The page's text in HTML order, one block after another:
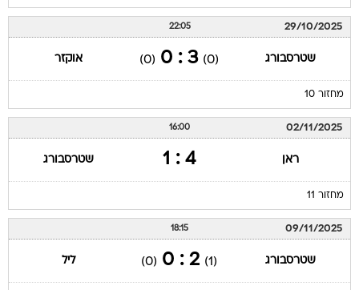
29/10/2025
22:05
שטרסבורג (0)
3 : 0
(0) אוקזר
מחזור 10
02/11/2025
16:00
ראן 4 : 1 שטרסבורג
מחזור 11
09/11/2025
18:15
שטרסבורג (1)
2 : 0
(0) ליל